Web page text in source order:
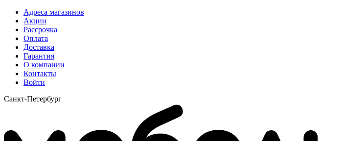
Адреса магазинов
Акции
Рассрочка
Оплата
Доставка
Гарантия
О компании
Контакты
Войти
Санкт-Петербург